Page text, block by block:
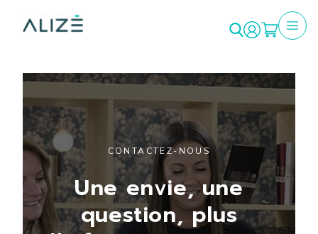
CONTACTEZ-NOUS
Une envie, une
question, plus